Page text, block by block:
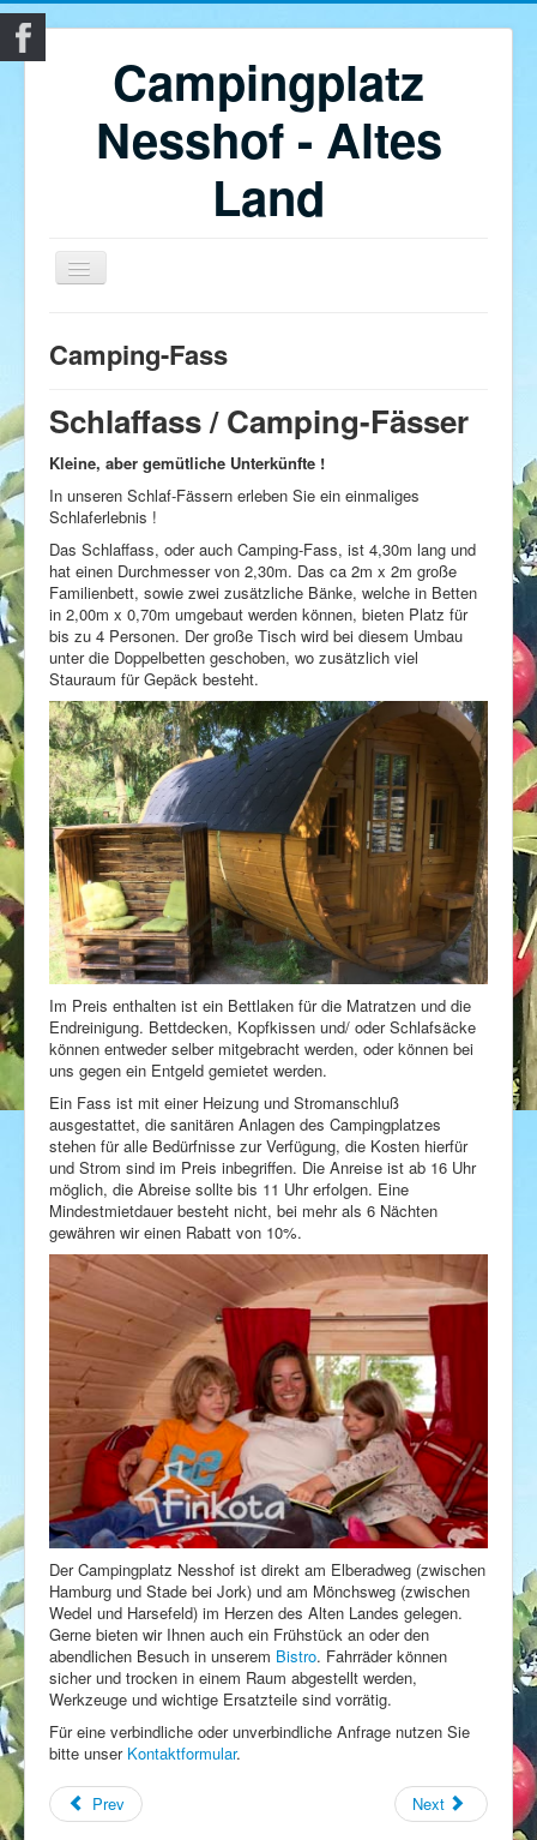
Campingplatz
Nesshof - Altes
Land
Campingplatz Nesshof im Alten Land
Unterkünfte
Altes Land
Impressum
Stellenangebote
Camping-Fass
Schlaffass / Camping-Fässer
Kleine, aber gemütliche Unterkünfte !
In unseren Schlaf-Fässern erleben Sie ein einmaliges
Schlaferlebnis !
Das Schlaffass, oder auch Camping-Fass, ist 4,30m lang und
hat einen Durchmesser von 2,30m. Das ca 2m x 2m große
Familienbett, sowie zwei zusätzliche Bänke, welche in Betten
in 2,00m x 0,70m umgebaut werden können, bieten Platz für
bis zu 4 Personen. Der große Tisch wird bei diesem Umbau
unter die Doppelbetten geschoben, wo zusätzlich viel
Stauraum für Gepäck besteht.
Im Preis enthalten ist ein Bettlaken für die Matratzen und die
Endreinigung. Bettdecken, Kopfkissen und/ oder Schlafsäcke
können entweder selber mitgebracht werden, oder können bei
uns gegen ein Entgeld gemietet werden.
Ein Fass ist mit einer Heizung und Stromanschluß
ausgestattet, die sanitären Anlagen des Campingplatzes
stehen für alle Bedürfnisse zur Verfügung, die Kosten hierfür
und Strom sind im Preis inbegriffen. Die Anreise ist ab 16 Uhr
möglich, die Abreise sollte bis 11 Uhr erfolgen. Eine
Mindestmietdauer besteht nicht, bei mehr als 6 Nächten
gewähren wir einen Rabatt von 10%.
Der Campingplatz Nesshof ist direkt am Elberadweg (zwischen
Hamburg und Stade bei Jork) und am Mönchsweg (zwischen
Wedel und Harsefeld) im Herzen des Alten Landes gelegen.
Gerne bieten wir Ihnen auch ein Frühstück an oder den
abendlichen Besuch in unserem Bistro. Fahrräder können
sicher und trocken in einem Raum abgestellt werden,
Werkzeuge und wichtige Ersatzteile sind vorrätig.
Für eine verbindliche oder unverbindliche Anfrage nutzen Sie
bitte unser Kontaktformular.
Prev Next